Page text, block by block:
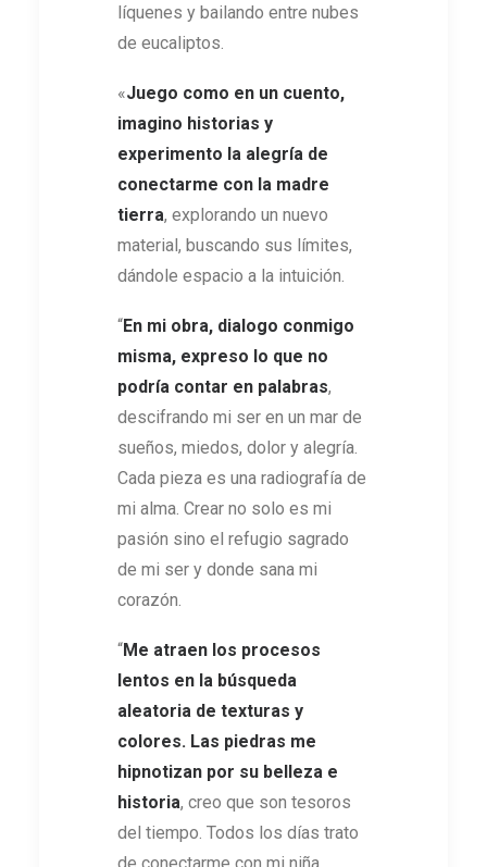
líquenes y bailando entre nubes
de eucaliptos.
«Juego como en un cuento,
imagino historias y
experimento la alegría de
conectarme con la madre
tierra, explorando un nuevo
material, buscando sus límites,
dándole espacio a la intuición.
“En mi obra, dialogo conmigo
misma, expreso lo que no
podría contar en palabras,
descifrando mi ser en un mar de
sueños, miedos, dolor y alegría.
Cada pieza es una radiografía de
mi alma. Crear no solo es mi
pasión sino el refugio sagrado
de mi ser y donde sana mi
corazón.
“Me atraen los procesos
lentos en la búsqueda
aleatoria de texturas y
colores. Las piedras me
hipnotizan por su belleza e
historia, creo que son tesoros
del tiempo. Todos los días trato